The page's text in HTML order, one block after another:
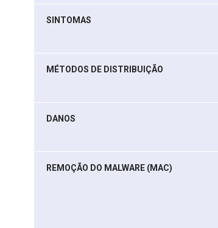
SINTOMAS
MÉTODOS DE DISTRIBUIÇÃO
DANOS
REMOÇÃO DO MALWARE (MAC)